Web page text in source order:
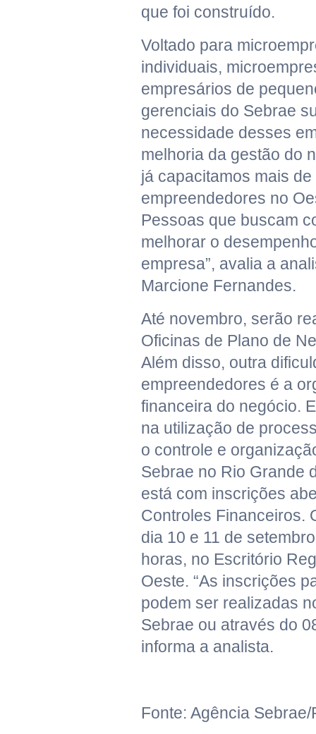
que foi construído.
Voltado para
individuais,
empresários de
gerenciais do Sebrae
necessidade desses
melhoria da gestão do
já capacitamos mais de
empreendedores no
Pessoas que buscam
melhorar o
empresa”, avalia a
Marcione Fernandes.
Até novembro, serão
Oficinas de Plano de
Além disso, outra
empreendedores é a
financeira do negócio.
na utilização de
o controle e
Sebrae no Rio Grande
está com inscrições
Controles Financeiros.
dia 10 e 11 de
horas, no Escritório
Oeste. “As inscrições
podem ser realizadas
Sebrae ou através do
informa a analista.
Fonte: Agência Sebrae/